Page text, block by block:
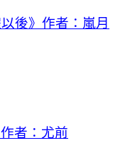
後》作者：嵐月
者：尤前